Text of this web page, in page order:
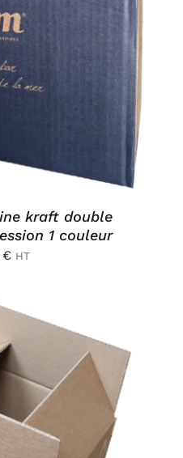
PANIER
kraft double
1 couleur
€ HT
PANIER